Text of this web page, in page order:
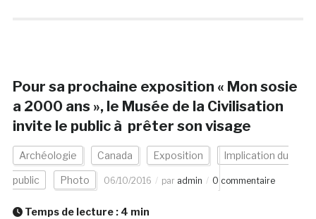
Pour sa prochaine exposition « Mon sosie
a 2000 ans », le Musée de la Civilisation
invite le public à prêter son visage
Archéologie Canada Exposition Implication du
public Photo 06/10/2016 par admin 0 commentaire
Temps de lecture : 4 min